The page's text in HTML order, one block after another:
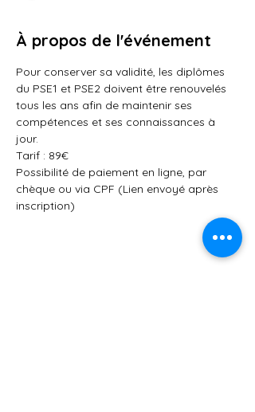
À propos de l'événement
Pour conserver sa validité, les diplômes
du PSE1 et PSE2 doivent être renouvelés
tous les ans afin de maintenir ses
compétences et ses connaissances à
jour.
Tarif : 89€
Possibilité de paiement en ligne, par
chèque ou via CPF (Lien envoyé après
inscription)